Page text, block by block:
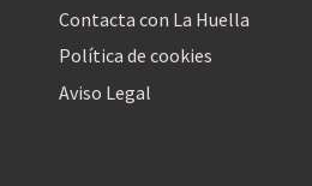
Contacta con La Huella
Política de cookies
Aviso Legal